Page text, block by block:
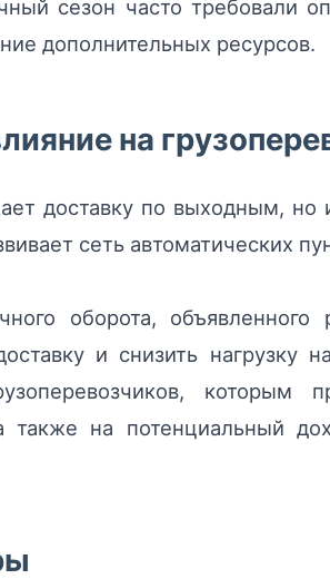
сезон часто требовали
дополнительных ресурсов.
на
доставку по выходным,
сеть автоматических
оборота,
и снизить нагрузку
которым
также на потенциальный